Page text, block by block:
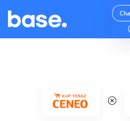
Správce objednávek
Velikost společnosti